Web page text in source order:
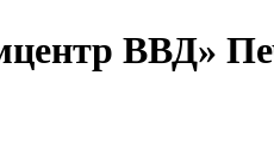
ВВД»